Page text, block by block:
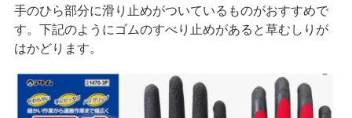
手のひら部分に滑り止めがついているものがおすすめで
す。下記のようにゴムのすべり止めがあると草むしりが
はかどります。